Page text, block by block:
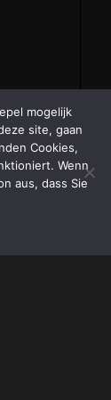
mogelijk
site, gaan
Cookies,
Wenn
aus, dass Sie